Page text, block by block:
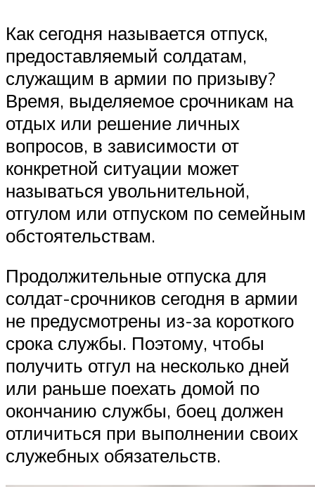
Как сегодня называется отпуск,
предоставляемый солдатам,
служащим в армии по призыву?
Время, выделяемое срочникам на
отдых или решение личных
вопросов, в зависимости от
конкретной ситуации может
называться увольнительной,
отгулом или отпуском по семейным
обстоятельствам.
Продолжительные отпуска для
солдат-срочников сегодня в армии
не предусмотрены из-за короткого
срока службы. Поэтому, чтобы
получить отгул на несколько дней
или раньше поехать домой по
окончанию службы, боец должен
отличиться при выполнении своих
служебных обязательств.